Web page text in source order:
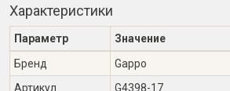
Характеристики
Параметр
Значение
Бренд
Gappo
Артикул
G4398-17